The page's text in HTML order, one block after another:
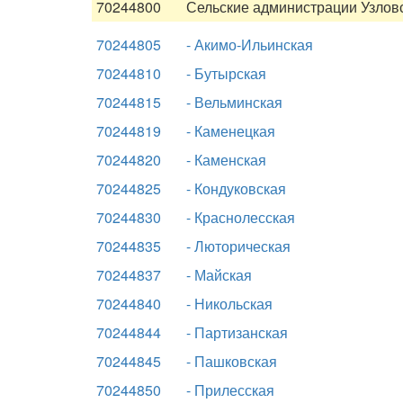
70244800
Сельские администрации
70244805
- Акимо-Ильинская
70244810
- Бутырская
70244815
- Вельминская
70244819
- Каменецкая
70244820
- Каменская
70244825
- Кондуковская
70244830
- Краснолесская
70244835
- Люторическая
70244837
- Майская
70244840
- Никольская
70244844
- Партизанская
70244845
- Пашковская
70244850
- Прилесская